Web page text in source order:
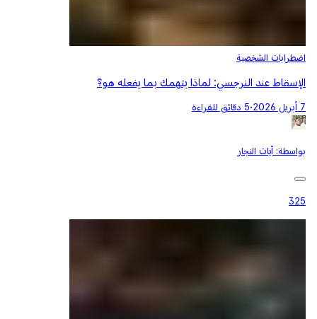
اضطرابات الشخصية
الإسقاط عند النرجسي: لماذا يتهمك بما يفعله هو؟
7 أبريل 2026 •5 دقائق للقراءة
بواسطة: آيات النجار
325